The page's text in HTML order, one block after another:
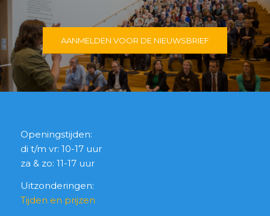
AANMELDEN VOOR DE NIEUWSBRIEF
Openingstijden:
di t/m vr: 10-17 uur
za & zo: 11-17 uur
Uitzonderingen:
Tijden en prijzen